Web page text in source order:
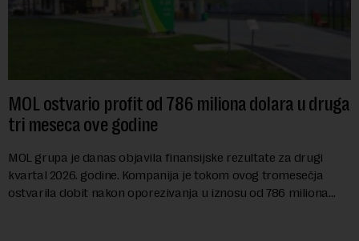
MOL ostvario profit od 786 miliona dolara u druga
tri meseca ove godine
MOL grupa je danas objavila finansijske rezultate za drugi
kvartal 2026. godine. Kompanija je tokom ovog tromesečja
ostvarila dobit nakon oporezivanja u iznosu od 786 miliona